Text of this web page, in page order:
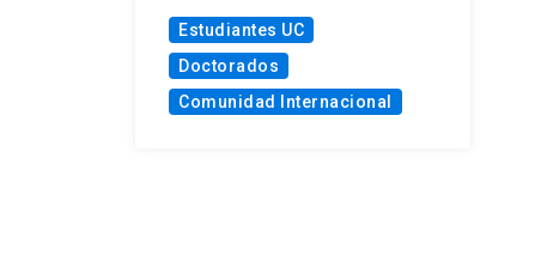
Estudiantes UC
Doctorados
Comunidad Internacional